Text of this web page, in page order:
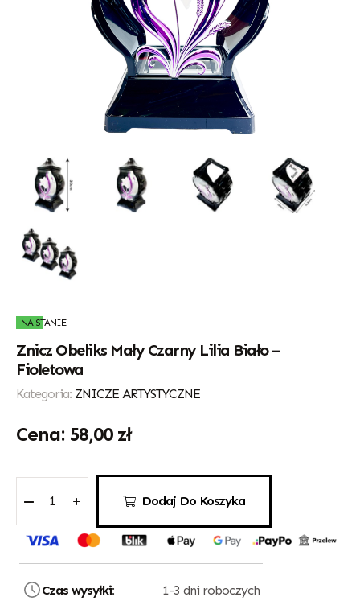
NA STANIE
Znicz Obeliks Mały Czarny Lilia Biało –
Fioletowa
Kategoria: ZNICZE ARTYSTYCZNE
58,00 zł
Dodaj Do Koszyka
Czas wysyłki: 1-3 dni roboczych